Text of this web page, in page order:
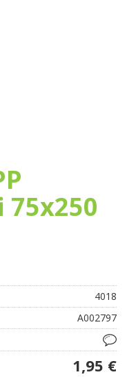
4018
A002797
1,95 €